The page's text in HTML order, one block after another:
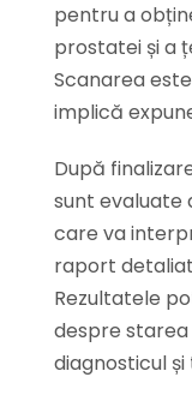
pentru a
prostatei și a
Scanarea
implică
După
sunt evaluate
care va
raport
Rezultatele
despre
diagnosticul